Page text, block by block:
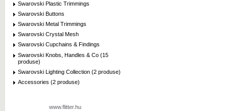
Swarovski Plastic Trimmings
Swarovski Buttons
Swarovski Metal Trimmings
Swarovski Crystal Mesh
Swarovski Cupchains & Findings
Swarovski Knobs, Handles & Co (15
produse)
Swarovski Lighting Collection (2 produse)
Accessories (2 produse)
www.flitter.hu